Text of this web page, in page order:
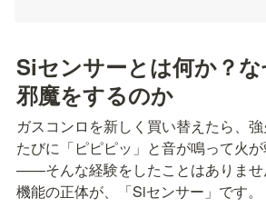
Siセンサーとは何か？
邪魔をするのか
ガスコンロを新しく買い替えたら、
たびに「ピピピッ」と音が鳴って火
——そんな経験をしたことはありませ
機能の正体が、「Siセンサー」です。